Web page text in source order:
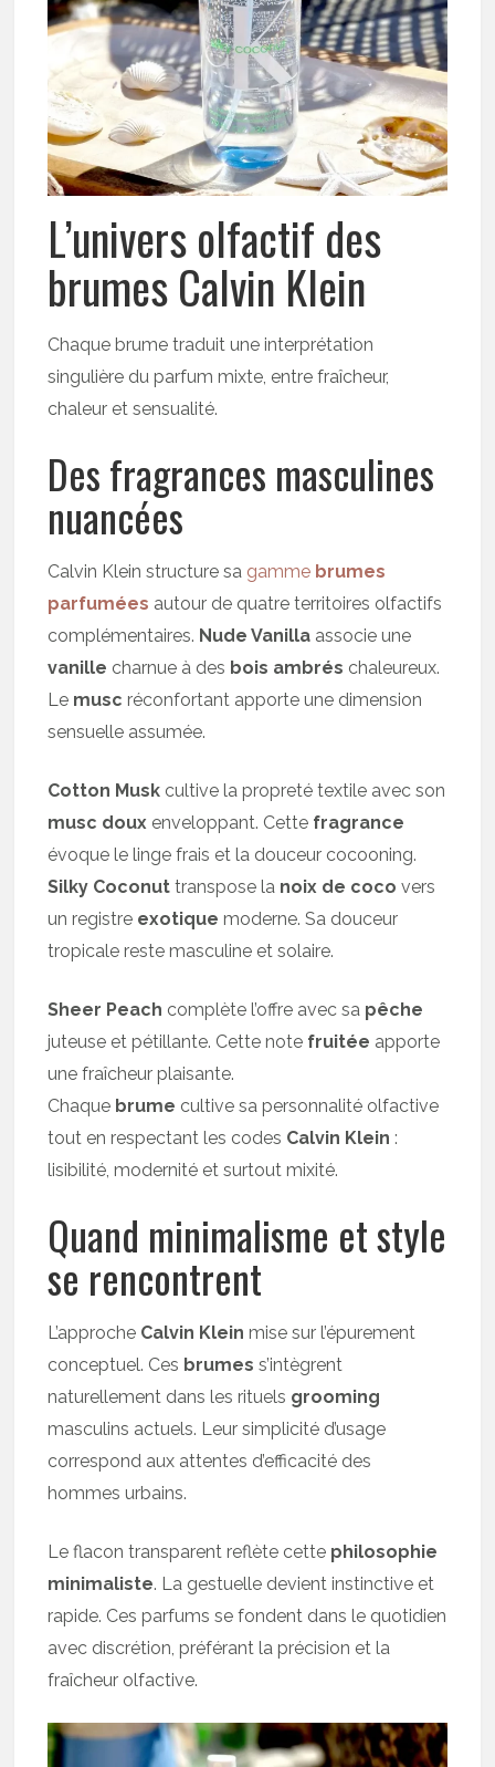
L’univers olfactif des
brumes Calvin Klein
Chaque brume traduit une interprétation
singulière du parfum mixte, entre fraîcheur,
chaleur et sensualité.
Des fragrances masculines
nuancées
Calvin Klein structure sa gamme brumes
parfumées autour de quatre territoires olfactifs
complémentaires. Nude Vanilla associe une
vanille charnue à des bois ambrés chaleureux.
Le musc réconfortant apporte une dimension
sensuelle assumée.
Cotton Musk cultive la propreté textile avec son
musc doux enveloppant. Cette fragrance
évoque le linge frais et la douceur cocooning.
Silky Coconut transpose la noix de coco vers
un registre exotique moderne. Sa douceur
tropicale reste masculine et solaire.
Sheer Peach complète l’offre avec sa pêche
juteuse et pétillante. Cette note fruitée apporte
une fraîcheur plaisante.
Chaque brume cultive sa personnalité olfactive
tout en respectant les codes Calvin Klein :
lisibilité, modernité et surtout mixité.
Quand minimalisme et style
se rencontrent
L’approche Calvin Klein mise sur l’épurement
conceptuel. Ces brumes s’intègrent
naturellement dans les rituels grooming
masculins actuels. Leur simplicité d’usage
correspond aux attentes d’efficacité des
hommes urbains.
Le flacon transparent reflète cette philosophie
minimaliste. La gestuelle devient instinctive et
rapide. Ces parfums se fondent dans le quotidien
avec discrétion, préférant la précision et la
fraîcheur olfactive.